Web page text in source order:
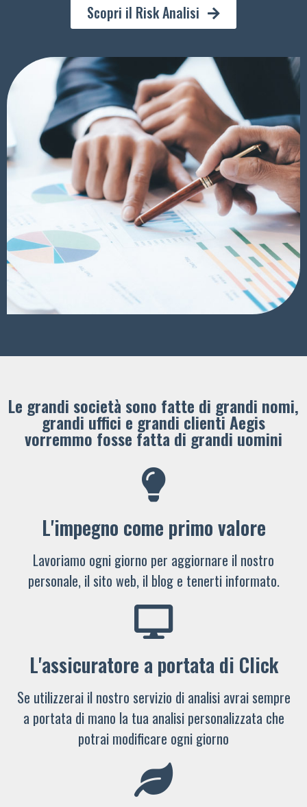
Scopri il Risk Analisi
Le grandi società sono fatte di grandi nomi,
grandi uffici e grandi clienti ​Aegis
vorremmo fosse fatta di grandi uomini
L'impegno come primo valore
Lavoriamo ogni giorno per aggiornare il nostro
personale, il sito web, il blog e tenerti informato.
L'assicuratore a portata di Click
Se utilizzerai il nostro servizio di analisi avrai sempre
a portata di mano la tua analisi personalizzata che
potrai modificare ogni giorno